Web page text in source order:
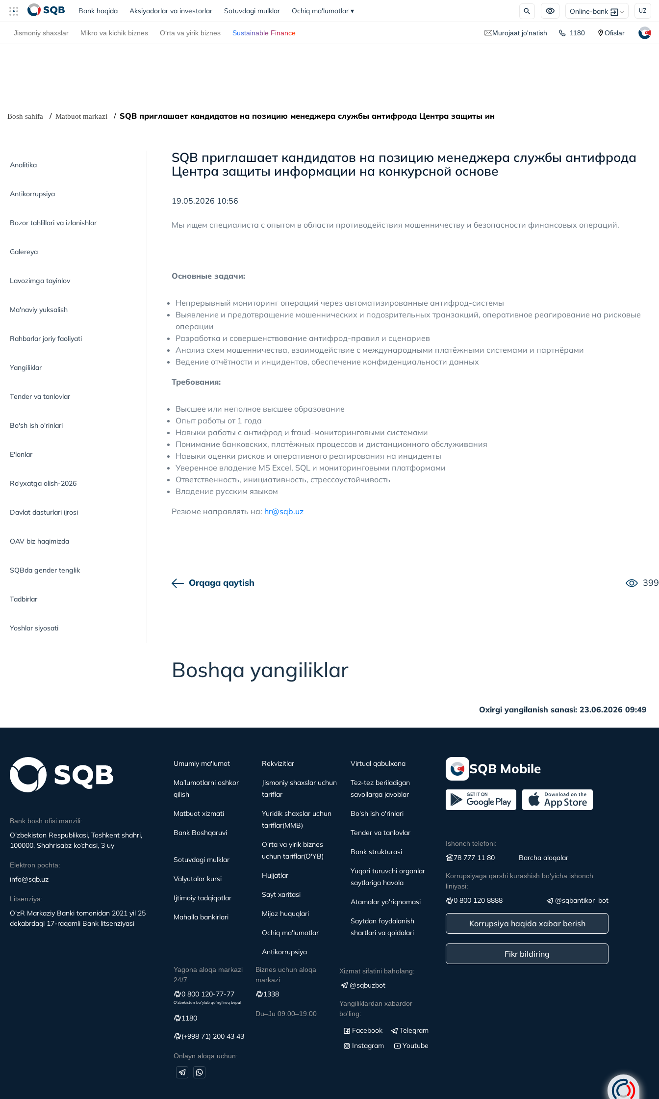
Bank haqida (current)
Aksiyadorlar va investorlar Sotuvdagi mulklar Ochiq ma'lumotlar ▾ Online-bank UZ
Jismoniy shaxslar Mikro va kichik biznes O‘rta va yirik biznes Sustainable Finance Murojaat jo'natish 1180 Ofislar
Bosh sahifa Matbuot markazi SQB приглашает кандидатов на позицию менеджера службы антифрода Центра защиты ин
Analitika
Antikorrupsiya
Bozor tahlillari va izlanishlar
Galereya
Lavozimga tayinlov
Ma'naviy yuksalish
Rahbarlar joriy faoliyati
Yangiliklar
Tender va tanlovlar
Bo'sh ish o'rinlari
E'lonlar
Ro‘yxatga olish-2026
Davlat dasturlari ijrosi
OAV biz haqimizda
SQBda gender tenglik
Tadbirlar
Yoshlar siyosati
SQB приглашает кандидатов на позицию менеджера службы антифрода
Центра защиты информации на конкурсной основе
19.05.2026 10:56
Мы ищем специалиста с опытом в области противодействия мошенничеству и безопасности финансовых операций.
Основные задачи:
Непрерывный мониторинг операций через автоматизированные антифрод-системы
Выявление и предотвращение мошеннических и подозрительных транзакций, оперативное реагирование на рисковые
операции
Разработка и совершенствование антифрод-правил и сценариев
Анализ схем мошенничества, взаимодействие с международными платёжными системами и партнёрами
Ведение отчётности и инцидентов, обеспечение конфиденциальности данных
Требования:
Высшее или неполное высшее образование
Опыт работы от 1 года
Навыки работы с антифрод и fraud-мониторинговыми системами
Понимание банковских, платёжных процессов и дистанционного обслуживания
Навыки оценки рисков и оперативного реагирования на инциденты
Уверенное владение MS Excel, SQL и мониторинговыми платформами
Ответственность, инициативность, стрессоустойчивость
Владение русским языком
Резюме направлять на: hr@sqb.uz
Orqaga qaytish 399
Boshqa yangiliklar
Oxirgi yangilanish sanasi: 23.06.2026 09:49
Bank bosh ofisi manzili:
O’zbekiston Respublikasi, Toshkent shahri,
100000, Shahrisabz ko’chasi, 3 uy
Elektron pochta:
info@sqb.uz
Litsenziya:
O’zR Markaziy Banki tomonidan 2021 yil 25
dekabrdagi 17-raqamli Bank litsenziyasi
Umumiy ma'lumot
Ma’lumotlarni oshkor
qilish
Matbuot xizmati
Bank Boshqaruvi
Sotuvdagi mulklar
Valyutalar kursi
Ijtimoiy tadqiqotlar
Mahalla bankirlari
Rekvizitlar
Jismoniy shaxslar uchun
tariflar
Yuridik shaxslar uchun
tariflar(MMB)
O'rta va yirik biznes
uchun tariflar(O'YB)
Hujjatlar
Sayt xaritasi
Mijoz huquqlari
Ochiq ma'lumotlar
Antikorrupsiya
Virtual qabulxona
Tez-tez beriladigan
savollarga javoblar
Bo'sh ish o'rinlari
Tender va tanlovlar
Bank strukturasi
Yuqori turuvchi organlar
saytlariga havola
Atamalar yo'riqnomasi
Saytdan foydalanish
shartlari va qoidalari
Yagona aloqa markazi
24/7:
0 800 120-77-77
O‘zbekiston bo‘ylab qo‘ng‘iroq bepul
1180
(+998 71) 200 43 43
Onlayn aloqa uchun:
Biznes uchun aloqa
markazi:
1338
Du–Ju 09:00–19:00
Xizmat sifatini baholang:
@sqbuzbot
Yangiliklardan xabardor
bo'ling:
Facebook
Telegram
Instagram
Youtube
SQB Mobile
Ishonch telefoni:
78 777 11 80 Вarcha aloqalar
Korrupsiyaga qarshi kurashish boʻyicha ishonch
liniyasi:
0 800 120 8888 @sqbantikor_bot
Korrupsiya haqida xabar berish
Fikr bildiring